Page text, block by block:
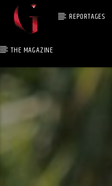
REPORTAGES
THE MAGAZINE